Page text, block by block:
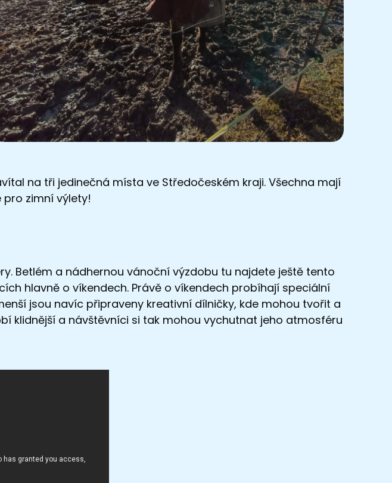
na tři jedinečná místa ve Středočeském kraji. Všechna mají
zimní výlety!
Betlém a nádhernou vánoční výzdobu tu najdete ještě tento
hlavně o víkendech. Právě o víkendech probíhají speciální
jsou navíc připraveny kreativní dílničky, kde mohou tvořit a
klidnější a návštěvníci si tak mohou vychutnat jeho atmosféru